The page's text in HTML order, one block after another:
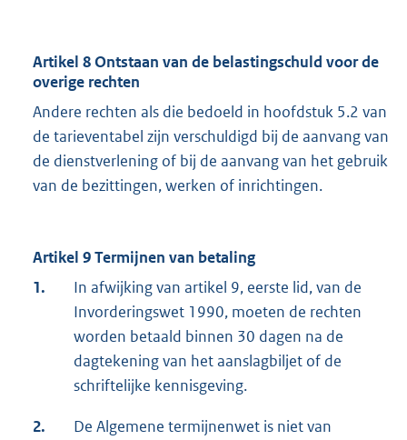
Artikel 8 Ontstaan van de belastingschuld voor de
overige rechten
Andere rechten als die bedoeld in hoofdstuk 5.2 van
de tarieventabel zijn verschuldigd bij de aanvang van
de dienstverlening of bij de aanvang van het gebruik
van de bezittingen, werken of inrichtingen.
Artikel 9 Termijnen van betaling
1.
In afwijking van artikel 9, eerste lid, van de
Invorderingswet 1990, moeten de rechten
worden betaald binnen 30 dagen na de
dagtekening van het aanslagbiljet of de
schriftelijke kennisgeving.
2.
De Algemene termijnenwet is niet van